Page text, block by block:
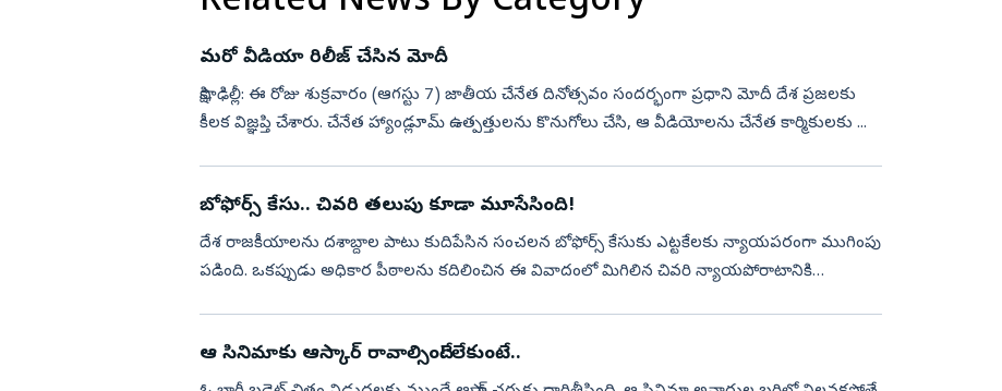
మరో వీడియా రిలీజ్ చేసిన మోదీ
సాక్షి, ఢిల్లీ: ఈ రోజు శుక్రవారం (ఆగస్టు 7) జాతీయ చేనేత దినోత్సవం సందర్భంగా ప్రధాని మోదీ దేశ ప్రజలకు
కీలక విజ్ఞప్తి చేశారు. చేనేత హ్యాండ్లూమ్ ఉత్పత్తులను కొనుగోలు చేసి, ఆ వీడియోలను చేనేత కార్మికులకు ...
బోఫోర్స్‌ కేసు.. చివరి తలుపు కూడా మూసేసింది!
దేశ రాజకీయాలను దశాబ్దాల పాటు కుదిపేసిన సంచలన బోఫోర్స్‌ కేసుకు ఎట్టకేలకు న్యాయపరంగా ముగింపు
పడింది. ఒకప్పుడు అధికార పీఠాలను కదిలించిన ఈ వివాదంలో మిగిలిన చివరి న్యాయపోరాటానికి
ఆ సినిమాకు ఆస్కార్‌ రావాల్సిందే! లేకుంటే..